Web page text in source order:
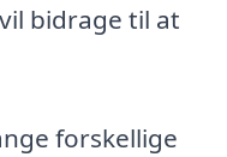
bidrage til at
forskellige